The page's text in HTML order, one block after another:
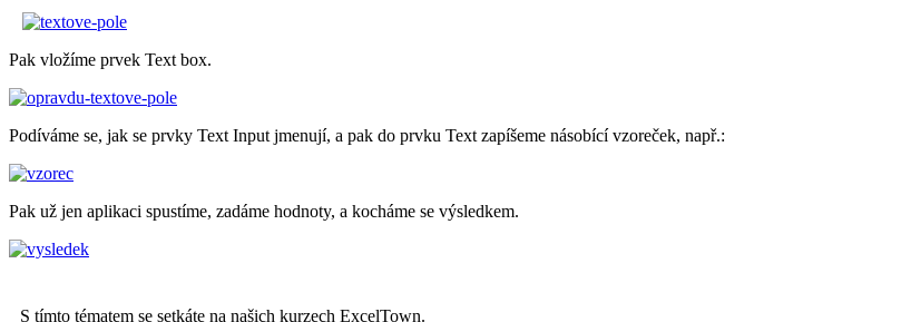
Pak vložíme prvek Text box.
Podíváme se, jak se prvky Text Input jmenují, a pak do prvku Text zapíšeme násobící vzoreček, např.:
Pak už jen aplikaci spustíme, zadáme hodnoty, a kocháme se výsledkem.
S tímto tématem se setkáte na našich kurzech ExcelTown.